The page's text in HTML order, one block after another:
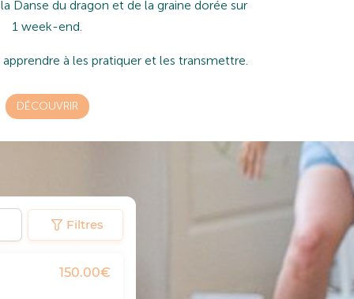
Danse du dragon et de la graine dorée sur
1 week-end.
à les pratiquer et les transmettre.
DÉCOUVRIR
Filtres
150.00€